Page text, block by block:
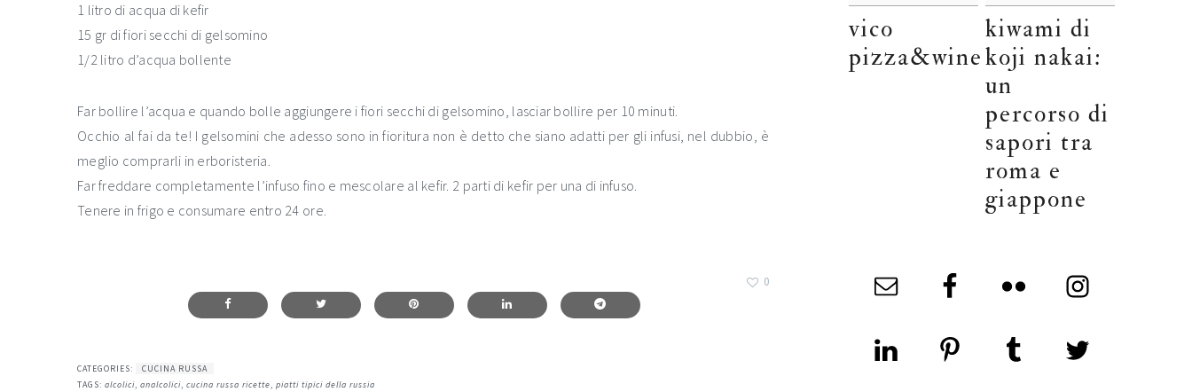
1 litro di acqua di kefir
15 gr di fiori secchi di gelsomino
1/2 litro d’acqua bollente
Far bollire l’acqua e quando bolle aggiungere i fiori secchi di gelsomino, lasciar bollire per 10 minuti.
Occhio al fai da te! I gelsomini che adesso sono in fioritura non è detto che siano adatti per gli infusi, nel dubbio, è
meglio comprarli in erboristeria.
Far freddare completamente l’infuso fino e mescolare al kefir. 2 parti di kefir per una di infuso.
Tenere in frigo e consumare entro 24 ore.
0
CATEGORIES:
CUCINA RUSSA
TAGS: alcolici, analcolici, cucina russa ricette, piatti tipici della russia
vico
pizza&wine
kiwami di
koji nakai:
un
percorso di
sapori tra
roma e
giappone